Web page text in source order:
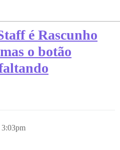
é Rascunho
o botão
3:03pm